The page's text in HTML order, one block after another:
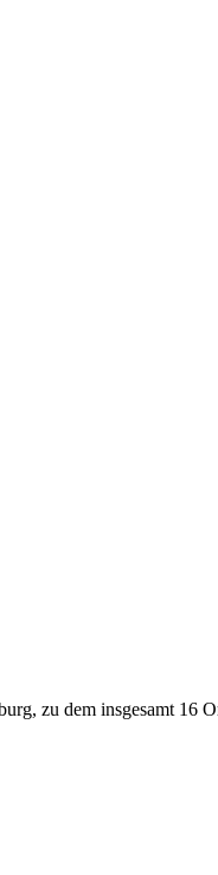
zu dem insgesamt 16